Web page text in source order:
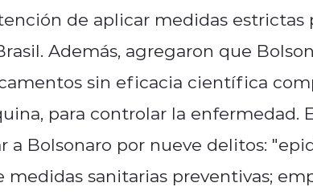
de aplicar medidas estrictas
Además, agregaron que
sin eficacia científica
para controlar la enfermedad.
a Bolsonaro por nueve delitos:
medidas sanitarias preventivas;